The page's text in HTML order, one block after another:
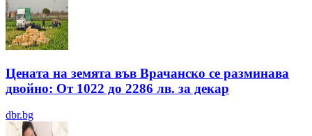
Цената на земята във Врачанско се разминава
двойно: От 1022 до 2286 лв. за декар
dbr.bg